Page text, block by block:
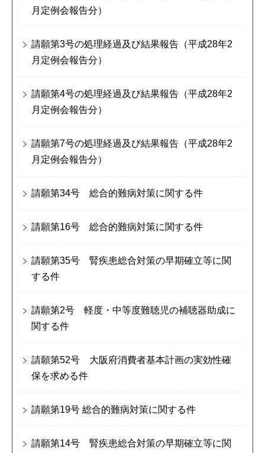
月定例会報告分）
請願第3号の処理経過及び結果報告（平成28年2
月定例会報告分）
請願第4号の処理経過及び結果報告（平成28年2
月定例会報告分）
請願第7号の処理経過及び結果報告（平成28年2
月定例会報告分）
請願第34号 総合的難病対策に関する件
請願第16号 総合的難病対策に関する件
請願第35号 腎疾患総合対策の早期確立等に関
する件
請願第2号 軽度・中等度難聴児の補聴器助成に
関する件
請願第52号 大阪府消費者基本計画の実効性確
保を求める件
請願第19号 総合的難病対策に関する件
請願第14号 腎疾患総合対策の早期確立等に関